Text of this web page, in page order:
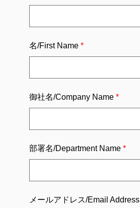
名/First Name
御社名/Company Name
部署名/Department Name
メールアドレス/Email Address